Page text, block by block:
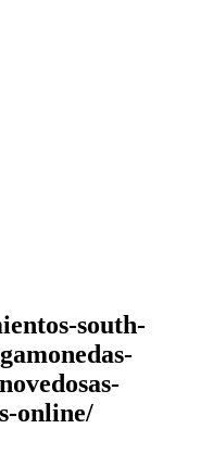
south-
online/